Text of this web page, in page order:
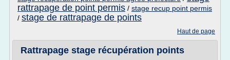
rattrapage de point permis / stage recup point permis
/ stage de rattrapage de points
Haut de page
Rattrapage stage récupération points